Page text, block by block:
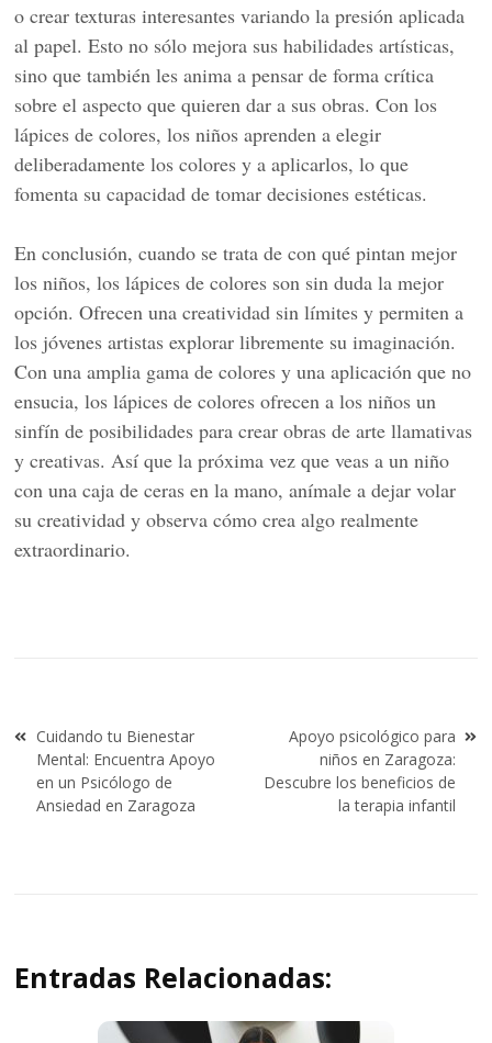
o crear texturas interesantes variando la presión aplicada
al papel. Esto no sólo mejora sus habilidades artísticas,
sino que también les anima a pensar de forma crítica
sobre el aspecto que quieren dar a sus obras. Con los
lápices de colores, los niños aprenden a elegir
deliberadamente los colores y a aplicarlos, lo que
fomenta su capacidad de tomar decisiones estéticas.
En conclusión, cuando se trata de con qué pintan mejor
los niños, los lápices de colores son sin duda la mejor
opción. Ofrecen una creatividad sin límites y permiten a
los jóvenes artistas explorar libremente su imaginación.
Con una amplia gama de colores y una aplicación que no
ensucia, los lápices de colores ofrecen a los niños un
sinfín de posibilidades para crear obras de arte llamativas
y creativas. Así que la próxima vez que veas a un niño
con una caja de ceras en la mano, anímale a dejar volar
su creatividad y observa cómo crea algo realmente
extraordinario.
Navegación
de
entradas
Cuidando tu Bienestar
Mental: Encuentra Apoyo
en un Psicólogo de
Ansiedad en Zaragoza
Apoyo psicológico para
niños en Zaragoza:
Descubre los beneficios de
la terapia infantil
Entradas Relacionadas: